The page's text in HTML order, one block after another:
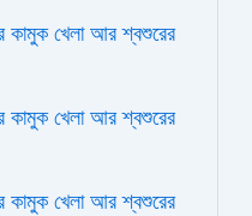
কামুক খেলা আর শ্বশুরের
কামুক খেলা আর শ্বশুরের
কামুক খেলা আর শ্বশুরের